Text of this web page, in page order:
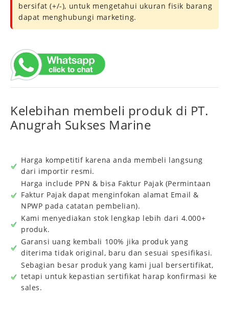
bersifat (+/-), untuk mengetahui ukuran fisik barang
dapat menghubungi marketing.
Kelebihan membeli produk di PT.
Anugrah Sukses Marine
Harga kompetitif karena anda membeli langsung
dari importir resmi.
Harga include PPN & bisa Faktur Pajak (Permintaan
Faktur Pajak dapat menginfokan alamat Email &
NPWP pada catatan pembelian).
Kami menyediakan stok lengkap lebih dari 4.000+
produk.
Garansi uang kembali 100% jika produk yang
diterima tidak original, baru dan sesuai spesifikasi.
Sebagian besar produk yang kami jual bersertifikat,
tetapi untuk kepastian sertifikat harap konfirmasi ke
sales.